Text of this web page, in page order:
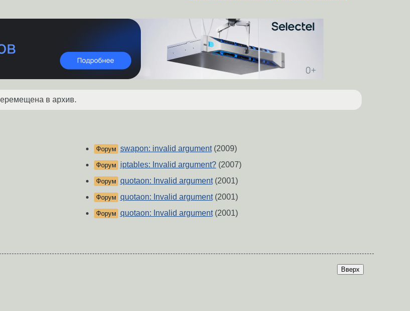
в архив.
Форум swapon: invalid argument(2009)
Форум iptables: Invalid argument?(2007)
Форум quotaon: Invalid argument(2001)
Форум quotaon: Invalid argument(2001)
Форум quotaon: Invalid argument(2001)
Вверх